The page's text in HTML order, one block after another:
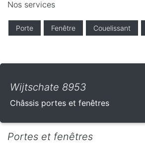
Nos services
Porte Fenêtre Couelissant
Wijtschate 8953
Châssis portes et fenêtres
Portes et fenêtres